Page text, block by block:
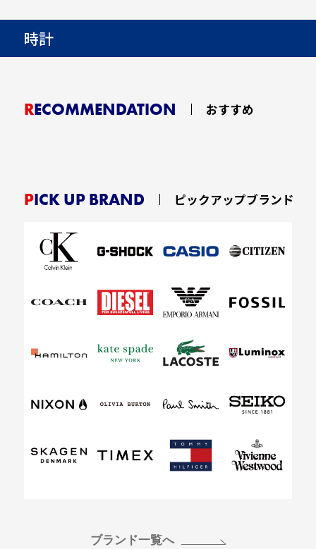
時計
RECOMMENDATION おすすめ
PICK UP BRAND ピックアップブランド
ブランド一覧へ